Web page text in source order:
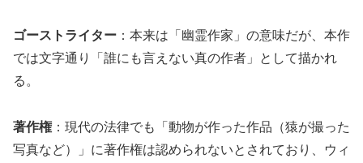
ゴーストライター ：本来は「幽霊作家」の意味だが、本作
では文字通り「誰にも言えない真の作者」として描かれ
る。
著作権：現代の法律でも「動物が作った作品（猿が撮った
写真など）」に著作権は認められないとされており、ウィ